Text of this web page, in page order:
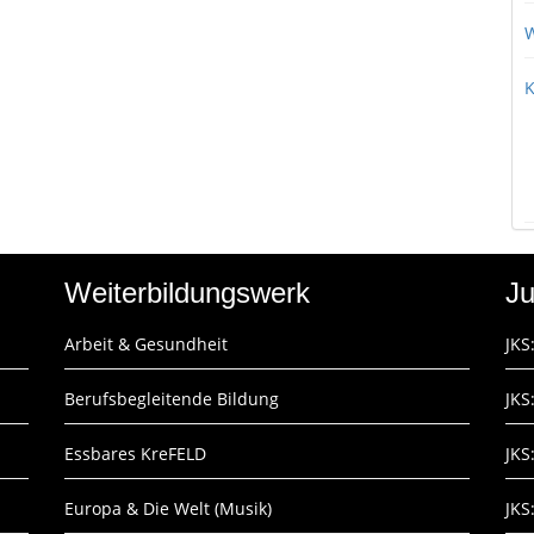
Weiterbildungswerk
Arbeit & Gesundheit
Berufsbegleitende Bildung
Essbares KreFELD
Europa & Die Welt (Musik)